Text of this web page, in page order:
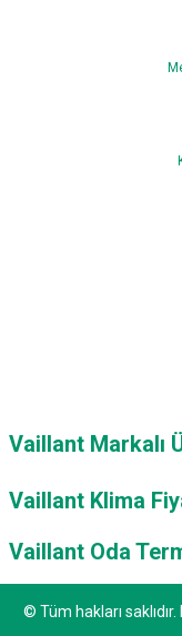
Vaillant Markalı
Vaillant Klima
Vaillant Oda
© Tüm hakları